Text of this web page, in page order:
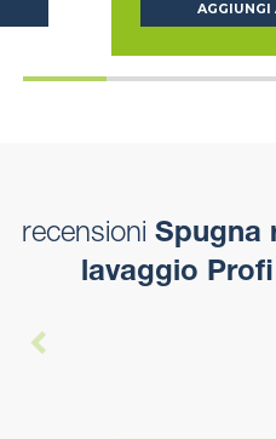
AGGIUNGI
recensioni Spugna
lavaggio